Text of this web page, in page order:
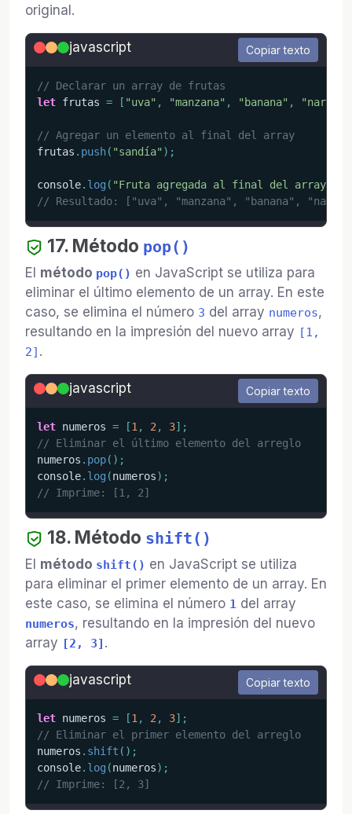
original.
javascript Copiar texto
// Declarar un array de frutas
let frutas = [ "uva" , "manzana" , "banana" ,
// Agregar un elemento al final del array
frutas . push( "sandía" ) ;
console. log ( "Fruta agregada al final del array:"
// Resultado: ["uva", "manzana", "banana",
17. Método pop()
El método pop() en JavaScript se utiliza para
eliminar el último elemento de un array. En este
caso, se elimina el número 3 del array numeros,
resultando en la impresión del nuevo array [1,
2] .
javascript Copiar texto
let numeros = [1 , 2 , 3] ;
// Eliminar el último elemento del arreglo
numeros . pop( ) ;
console. log (numeros) ;
// Imprime: [1, 2]
18. Método shift()
El método shift() en JavaScript se utiliza
para eliminar el primer elemento de un array. En
este caso, se elimina el número 1 del array
numeros, resultando en la impresión del nuevo
array [2, 3] .
javascript Copiar texto
let numeros = [1 , 2 , 3] ;
// Eliminar el primer elemento del arreglo
numeros . shift ( ) ;
console. log (numeros) ;
// Imprime: [2, 3]